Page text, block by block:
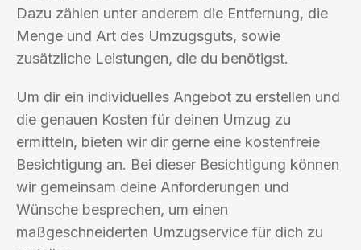
Dazu zählen unter anderem die Entfernung, die
Menge und Art des Umzugsguts, sowie
zusätzliche Leistungen, die du benötigst.
Um dir ein individuelles Angebot zu erstellen und
die genauen Kosten für deinen Umzug zu
ermitteln, bieten wir dir gerne eine kostenfreie
Besichtigung an. Bei dieser Besichtigung können
wir gemeinsam deine Anforderungen und
Wünsche besprechen, um einen
maßgeschneiderten Umzugservice für dich zu